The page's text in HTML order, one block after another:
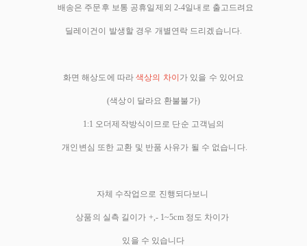
배송은 주문후 보통 공휴일제외 2-4일내로 출고드려요
딜레이건이 발생할 경우 개별연락 드리겠습니다.
화면 해상도에 따라 색상의 차이 가 있을 수 있어요
(색상이 달라요 환불불가)
1:1 오더제작방식이므로 단순 고객님의
개인변심 또한 교환 및 반품 사유가 될 수 없습니다.
자체 수작업으로 진행되다보니
상품의 실측 길이가 +,- 1~5cm 정도 차이가
있을 수 있습니다